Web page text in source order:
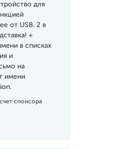
для
от USB. 2 в
+
в списках
и
на
имени
спонсора